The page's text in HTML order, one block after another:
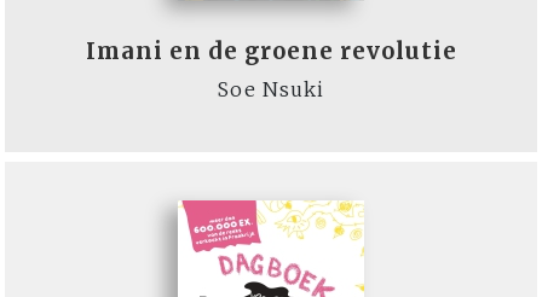
Imani en de groene revolutie
Soe Nsuki